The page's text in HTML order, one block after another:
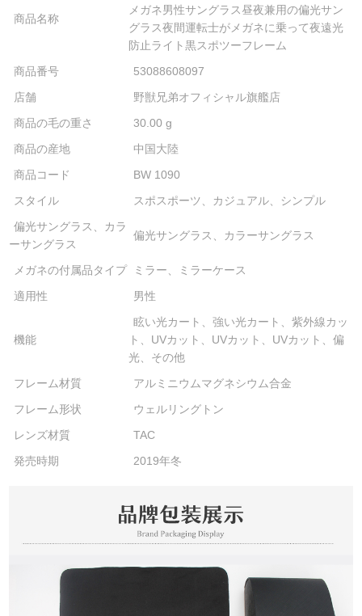
商品名称
メガネ男性サングラス昼夜兼用の偏光サン
グラス夜間運転士がメガネに乗って夜遠光
防止ライト黒スポツーフレーム
商品番号
53088608097
店舗
野獣兄弟オフィシャル旗艦店
商品の毛の重さ
30.00 g
商品の産地
中国大陸
商品コード
BW 1090
スタイル
スポスポーツ、カジュアル、シンプル
偏光サングラス、カラ
ーサングラス
偏光サングラス、カラーサングラス
メガネの付属品タイプ
ミラー、ミラーケース
適用性
男性
機能
眩い光カート、強い光カート、紫外線カッ
ト、UVカット、UVカット、UVカット、偏
光、その他
フレーム材質
アルミニウムマグネシウム合金
フレーム形状
ウェルリングトン
レンズ材質
TAC
発売時期
2019年冬